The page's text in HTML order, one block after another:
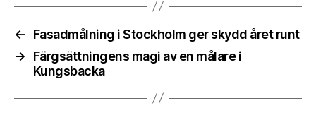
←
Fasadmålning i Stockholm ger skydd året runt
→
Färgsättningens magi av en målare i
Kungsbacka